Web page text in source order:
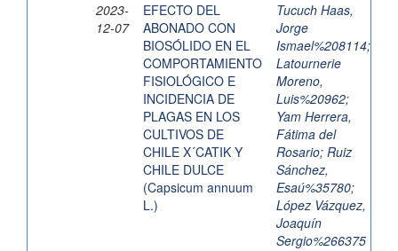
2023-
12-07
EFECTO DEL
ABONADO CON
BIOSÓLIDO EN EL
COMPORTAMIENTO
FISIOLÓGICO E
INCIDENCIA DE
PLAGAS EN LOS
CULTIVOS DE
CHILE X´CATIK Y
CHILE DULCE
(Capsicum annuum
L.)
Tucuch Haas,
Jorge
Ismael%208114;
Latournerie
Moreno,
Luis%20962;
Yam Herrera,
Fátima del
Rosario; Ruiz
Sánchez,
Esaú%35780;
López Vázquez,
Joaquín
Sergio%266375